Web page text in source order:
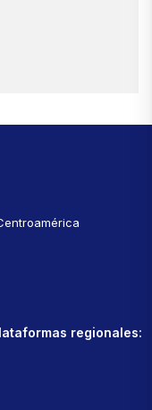
regionales: